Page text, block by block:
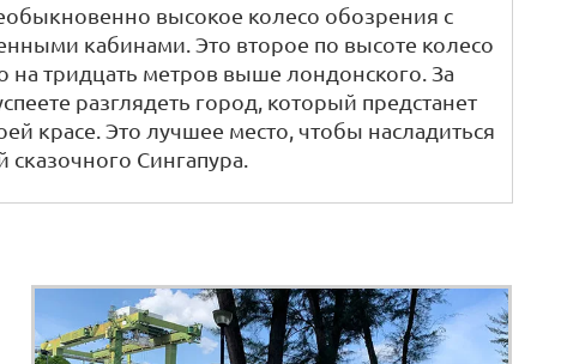
высокое колесо обозрения с
кабинами. Это второе по высоте колесо
на тридцать метров выше лондонского. За
разглядеть город, который предстанет
красе. Это лучшее место, чтобы насладиться
Сингапура.